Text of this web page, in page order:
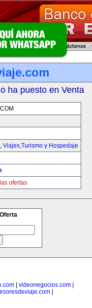
ha puesto en Venta
, Viajes,Turismo y Hospedaje
ofertas
videonegocios.com
|